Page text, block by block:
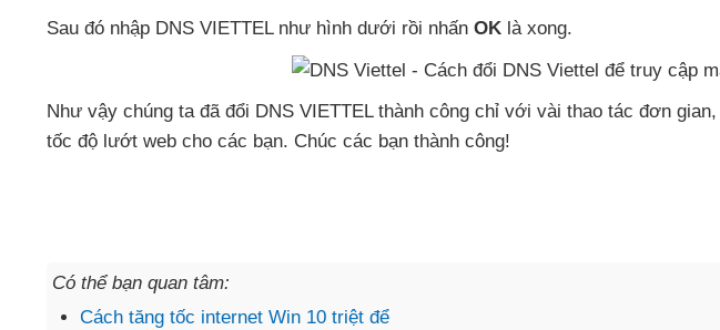
Sau đó nhập DNS VIETTEL như hình dưới rồi nhấn OK là xong.
Như vậy chúng ta đã đổi DNS VIETTEL thành công chỉ với vài thao tác đơn gian
tốc độ lướt web cho các bạn. Chúc các bạn thành công!
Có thể bạn quan tâm:
Cách tăng tốc internet Win 10 triệt để